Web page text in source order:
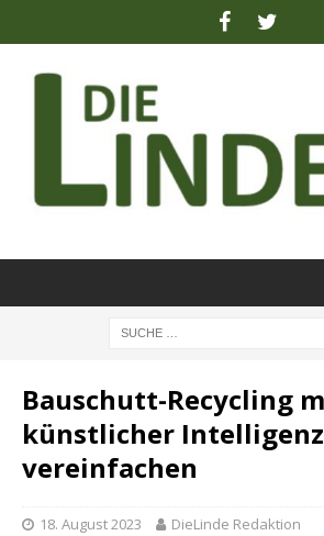
Bauschutt-Recycling
künstlicher Intelligenz
vereinfachen
18. August 2023 DieLinde Redaktion